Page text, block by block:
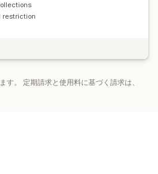
restriction
す。 定期請求と使用料に基づく請求は、